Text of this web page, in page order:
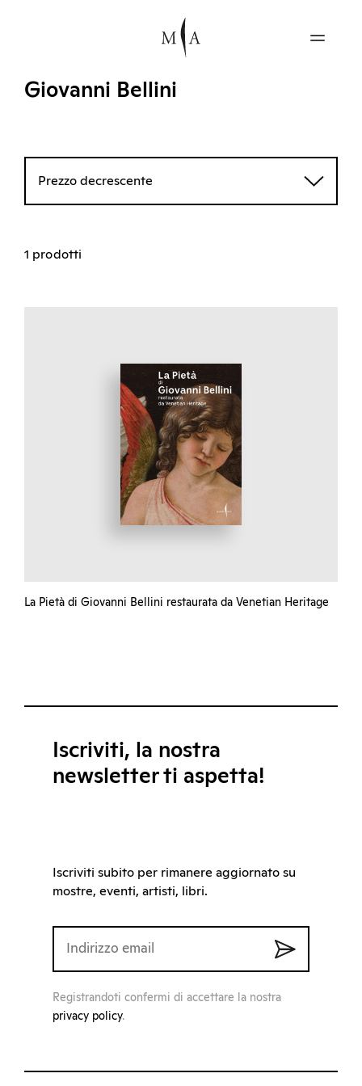
Giovanni Bellini
Prezzo decrescente
1 prodotti
La Pietà di Giovanni Bellini restaurata da Venetian Heritage
Iscriviti, la nostra
newsletter ti aspetta!
Iscriviti subito per rimanere aggiornato su
mostre, eventi, artisti, libri.
Registrandoti confermi di accettare la nostra
privacy policy.